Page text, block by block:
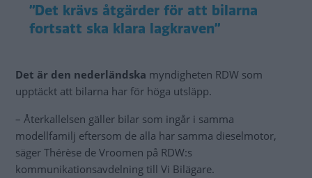
”Det krävs åtgärder för att bilarna
fortsatt ska klara lagkraven”
Det är den nederländska myndigheten RDW som
upptäckt att bilarna har för höga utsläpp.
– Återkallelsen gäller bilar som ingår i samma
modellfamilj eftersom de alla har samma dieselmotor,
säger Thérèse de Vroomen på RDW:s
kommunikationsavdelning till Vi Bilägare.